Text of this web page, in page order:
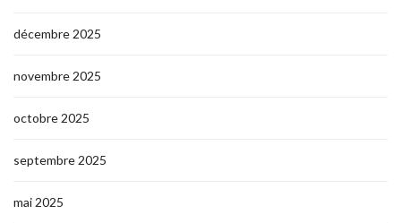
décembre 2025
novembre 2025
octobre 2025
septembre 2025
mai 2025